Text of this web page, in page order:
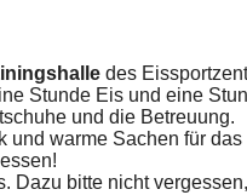
des
Stunde Eis und eine
und die Betreuung.
und warme Sachen für
Dazu bitte nicht